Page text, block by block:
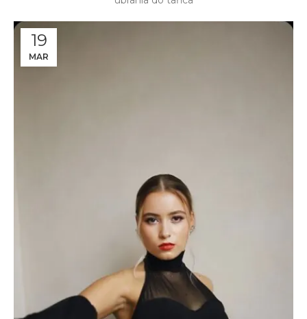
19
MAR